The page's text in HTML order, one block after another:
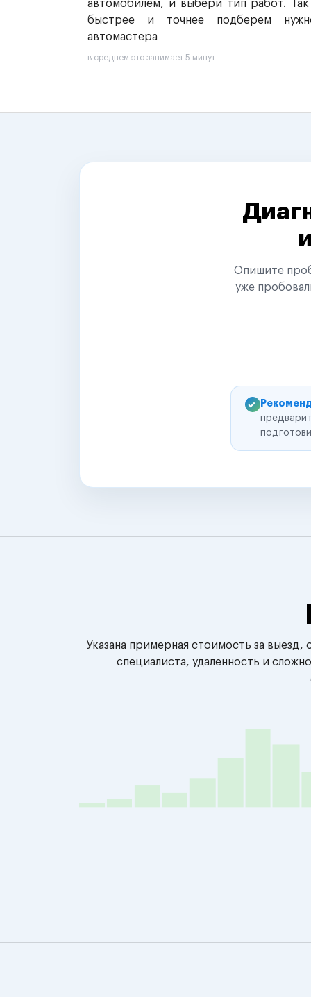
автомобилем, и выбери тип работ.
быстрее и точнее подберем
автомастера
в среднем это занимает 5 минут
Опишите
уже
Указана примерная стоимость за
специалиста, удаленность и